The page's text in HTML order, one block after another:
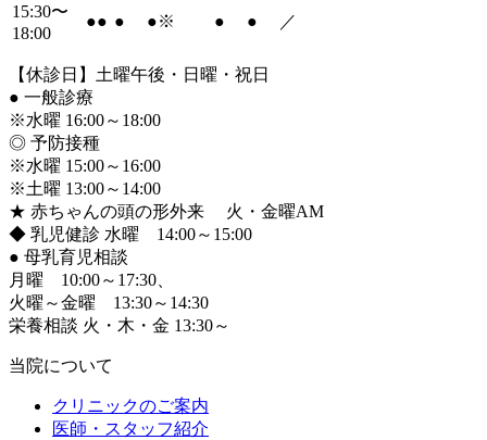
15:30〜
18:00
●● ● ●※ ● ● ／
【休診日】土曜午後・日曜・祝日
● 一般診療
※水曜 16:00～18:00
◎ 予防接種
※水曜 15:00～16:00
※土曜 13:00～14:00
★ 赤ちゃんの頭の形外来 火・金曜AM
◆ 乳児健診 水曜 14:00～15:00
● 母乳育児相談
月曜 10:00～17:30、
火曜～金曜 13:30～14:30
栄養相談 火・木・金 13:30～
当院について
クリニックのご案内
医師・スタッフ紹介